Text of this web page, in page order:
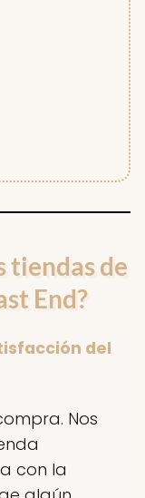
tiendas de
End?
del
Nos
con la